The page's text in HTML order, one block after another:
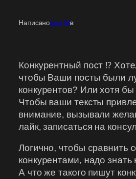
НаписаноIgor Mв
Конкурентный пост ⁉
чтобы Ваши посты были
конкурентов? Или хотя
Чтобы ваши тексты
внимание, вызывали
лайк, записаться на
Логично, чтобы сравнить
конкурентами, надо знать
А что же такого пишут